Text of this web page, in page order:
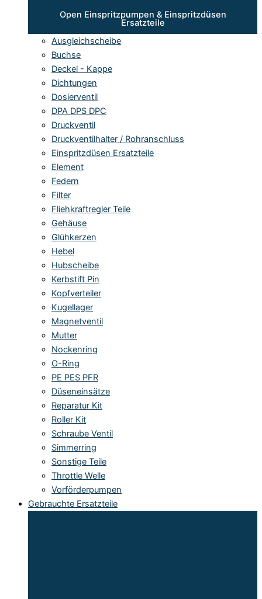
Open Einspritzpumpen & Einspritzdüsen
Ersatzteile
Ausgleichscheibe
Buchse
Deckel - Kappe
Dichtungen
Dosierventil
DPA DPS DPC
Druckventil
Druckventilhalter / Rohranschluss
Einspritzdüsen Ersatzteile
Element
Federn
Filter
Fliehkraftregler Teile
Gehäuse
Glühkerzen
Hebel
Hubscheibe
Kerbstift Pin
Kopfverteiler
Kugellager
Magnetventil
Mutter
Nockenring
O-Ring
PE PES PFR
Düseneinsätze
Reparatur Kit
Roller Kit
Schraube Ventil
Simmerring
Sonstige Teile
Throttle Welle
Vorförderpumpen
Gebrauchte Ersatzteile